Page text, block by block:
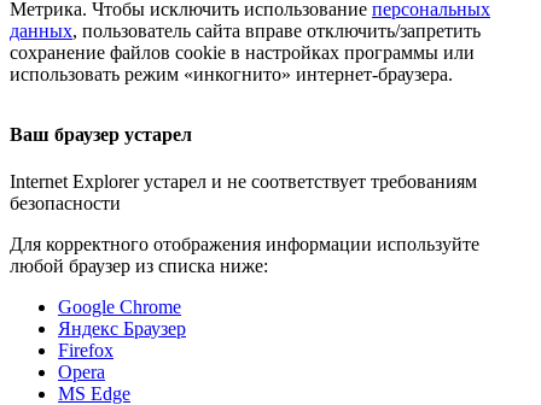
Метрика. Чтобы исключить использование персональных
данных, пользователь сайта вправе отключить/запретить
сохранение файлов cookie в настройках программы или
использовать режим «инкогнито» интернет-браузера.
Ваш браузер устарел
Internet Explorer устарел и не соответствует требованиям
безопасности
Для корректного отображения информации используйте
любой браузер из списка ниже:
Google Chrome
Яндекс Браузер
Firefox
Opera
MS Edge